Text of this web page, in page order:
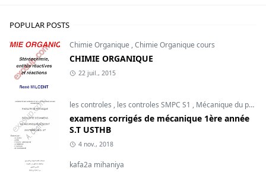
POPULAR POSTS
Chimie Organique ,Chimie Organique cours
CHIMIE ORGANIQUE
22 juil., 2015
les controles , les controles SMPC S1 , Mécanique du point
examens corrigés de mécanique 1ère année
S.T USTHB
4 nov., 2018
kafa2a mihaniya